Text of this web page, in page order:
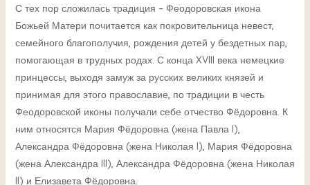
С тех пор сложилась традиция – Феодоровская икона
Божьей Матери почитается как покровительница невест,
семейного благополучия, рождения детей у бездетных пар,
помогающая в трудных родах. С конца XVIII века немецкие
принцессы, выходя замуж за русских великих князей и
принимая для этого православие, по традиции в честь
Феодоровской иконы получали себе отчество Фёдоровна. К
ним относятся Мария Фёдоровна (жена Павла I),
Александра Фёдоровна (жена Николая I), Мария Фёдоровна
(жена Александра III), Александра Фёдоровна (жена Николая
II) и Елизавета Фёдоровна.